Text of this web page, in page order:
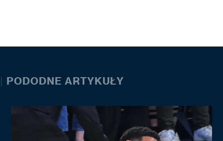
| PODODNE ARTYKUŁY